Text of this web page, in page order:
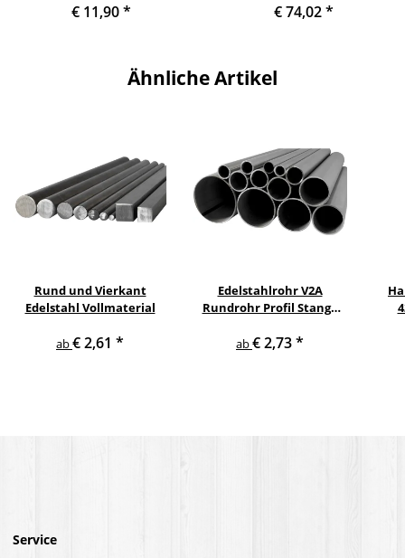
bis 6m am Stück Variante:
€ 11,90*
bis 6m am Stück Variante:
€ 74,02*
Ähnliche Artikel
Rund und Vierkant
Edelstahl Vollmaterial
ab€ 2,61 *
Edelstahlrohr V2A
Rundrohr Profil Stange
Durchmessern
ab€ 2,73*
Service